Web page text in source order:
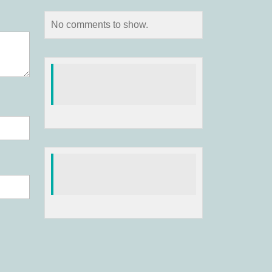
No comments to show.